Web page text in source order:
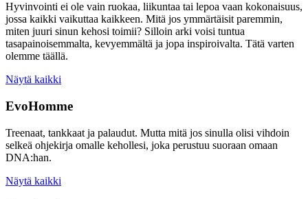
Hyvinvointi ei ole vain ruokaa, liikuntaa tai lepoa vaan kokonaisuus,
jossa kaikki vaikuttaa kaikkeen. Mitä jos ymmärtäisit paremmin,
miten juuri sinun kehosi toimii? Silloin arki voisi tuntua
tasapainoisemmalta, kevyemmältä ja jopa inspiroivalta. Tätä varten
olemme täällä.
Näytä kaikki
EvoHomme
Treenaat, tankkaat ja palaudut. Mutta mitä jos sinulla olisi vihdoin
selkeä ohjekirja omalle kehollesi, joka perustuu suoraan omaan
DNA:han.
Näytä kaikki